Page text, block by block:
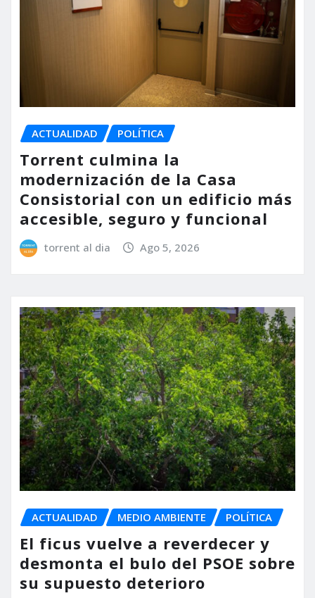
ACTUALIDAD POLÍTICA
Torrent culmina la
modernización de la Casa
Consistorial con un edificio más
accesible, seguro y funcional
torrent al dia Ago 5, 2026
ACTUALIDAD MEDIO AMBIENTE POLÍTICA
El ficus vuelve a reverdecer y
desmonta el bulo del PSOE sobre
su supuesto deterioro